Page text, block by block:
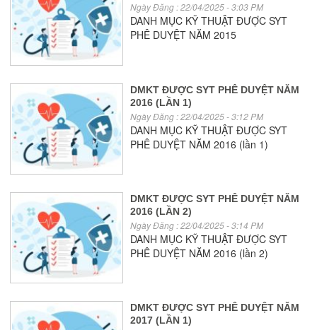
Ngày Đăng : 22/04/2025 - 3:03 PM
DANH MỤC KỸ THUẬT ĐƯỢC SYT
PHÊ DUYỆT NĂM 2015
DMKT ĐƯỢC SYT PHÊ DUYỆT NĂM
2016 (LẦN 1)
Ngày Đăng : 22/04/2025 - 3:12 PM
DANH MỤC KỸ THUẬT ĐƯỢC SYT
PHÊ DUYỆT NĂM 2016 (lần 1)
DMKT ĐƯỢC SYT PHÊ DUYỆT NĂM
2016 (LẦN 2)
Ngày Đăng : 22/04/2025 - 3:14 PM
DANH MỤC KỸ THUẬT ĐƯỢC SYT
PHÊ DUYỆT NĂM 2016 (lần 2)
DMKT ĐƯỢC SYT PHÊ DUYỆT NĂM
2017 (LẦN 1)